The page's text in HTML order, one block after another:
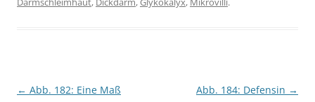
Beitragsnavigation
← Abb. 182: Eine Maß
Abb. 184: Defensin →